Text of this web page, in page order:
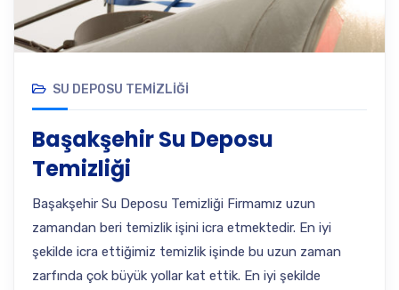
SU DEPOSU TEMIZLIĞI
Başakşehir Su Deposu
Temizliği
Başakşehir Su Deposu Temizliği Firmamız uzun
zamandan beri temizlik işini icra etmektedir. En iyi
şekilde icra ettiğimiz temizlik işinde bu uzun zaman
zarfında çok büyük yollar kat ettik. En iyi şekilde